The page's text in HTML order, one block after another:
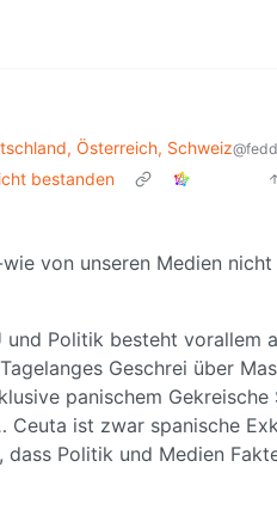
Österreich, Schweiz
bestanden
von unseren Medien
und Politik besteht vorallem
Geschrei über
panischem
Ceuta ist zwar spanische
Politik und Medien